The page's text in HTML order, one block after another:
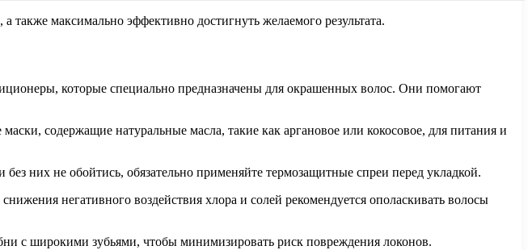
максимально эффективно достигнуть желаемого результата.
которые специально предназначены для окрашенных волос. Они помогают
содержащие натуральные масла, такие как аргановое или кокосовое, для питания и
них не обойтись, обязательно применяйте термозащитные спреи перед укладкой.
негативного воздействия хлора и солей рекомендуется ополаскивать волосы
с широкими зубьями, чтобы минимизировать риск повреждения локонов.